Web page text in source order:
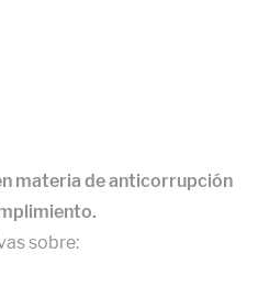
materia de anticorrupción
sobre: